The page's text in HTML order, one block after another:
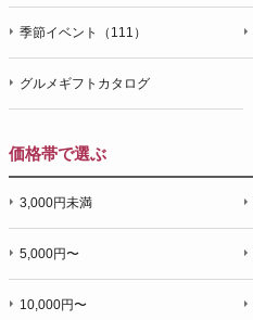
季節イベント（111）
グルメギフトカタログ
価格帯で選ぶ
3,000円未満
5,000円〜
10,000円〜